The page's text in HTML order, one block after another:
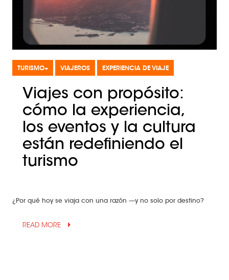
TURISMO+ VIAJEROS EXPERIENCIA DE VIAJE
Viajes con propósito:
cómo la experiencia,
los eventos y la cultura
están redefiniendo el
turismo
¿Por qué hoy se viaja con una razón —y no solo por destino?
READ MORE arrow_drop_up